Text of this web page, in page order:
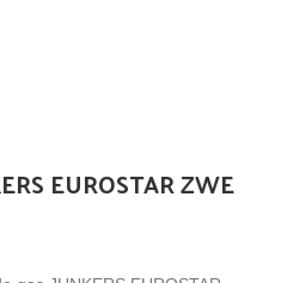
EUROSTAR ZWE